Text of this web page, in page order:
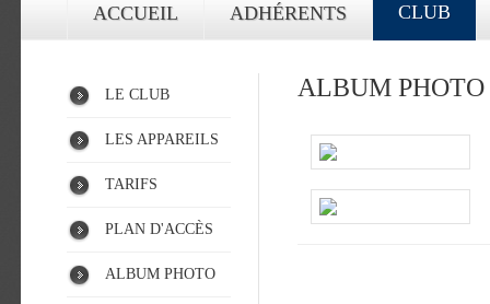
ACCUEIL ADHÉRENTS CLUB
LE CLUB
LES APPAREILS
TARIFS
PLAN D'ACCÈS
ALBUM PHOTO
ALBUM PHOTO